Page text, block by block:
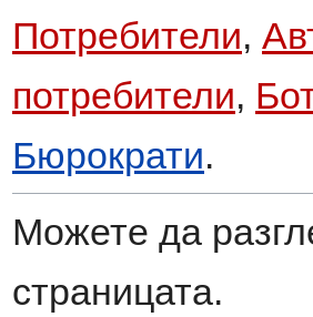
Потребители,
потребители,
Бюрократи.
Можете да
страницата.